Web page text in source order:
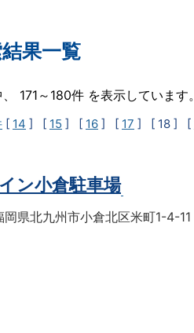
果一覧
171～180件 を表示しています。
[ 14 ] [ 15 ] [ 16 ] [ 17 ] [ 18 ] [
ン小倉駐車場
岡県北九州市小倉北区米町1-4-11